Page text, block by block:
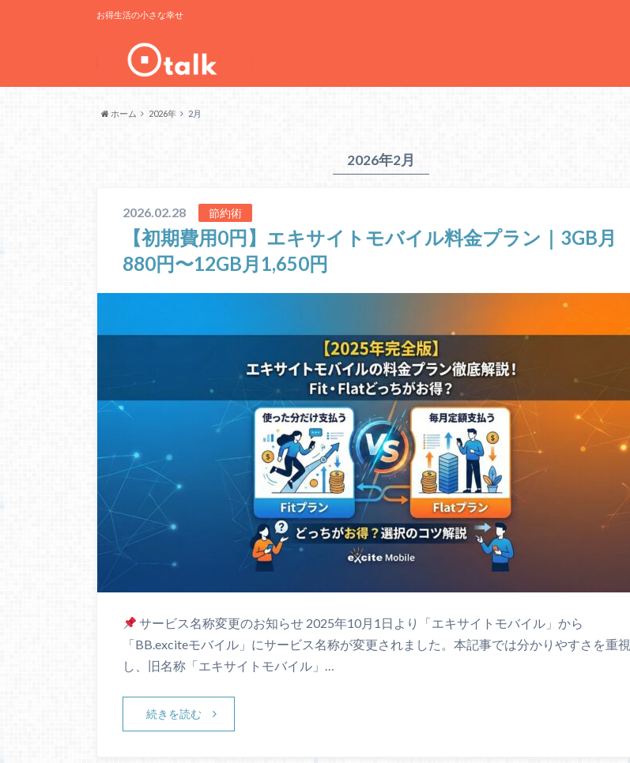
お得生活の小さな幸せ
ホーム 2026年 2月
2026年2月
2026.02.28 節約術
【初期費用0円】エキサイトモバイル料金プラン｜3GB月
880円〜12GB月1,650円
サービス名称変更のお知らせ 2025年10月1日より「エキサイトモバイル」から
「BB.exciteモバイル」にサービス名称が変更されました。本記事では分かりやすさを重視
し、旧名称「エキサイトモバイル」…
続きを読む